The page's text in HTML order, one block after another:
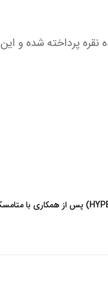
نقره پرداخته شده و این